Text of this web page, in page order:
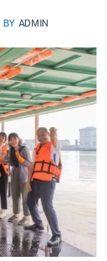
BY ADMIN